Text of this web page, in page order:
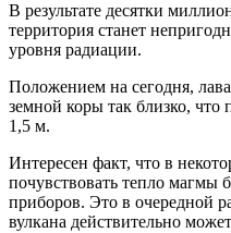
В результате десятки
территория станет
уровня радиации.
Положением на сегодня,
земной коры так близко, что
1,5 м.
Интересен факт, что в
почувствовать тепло магмы
приборов. Это в очередной
вулкана действительно